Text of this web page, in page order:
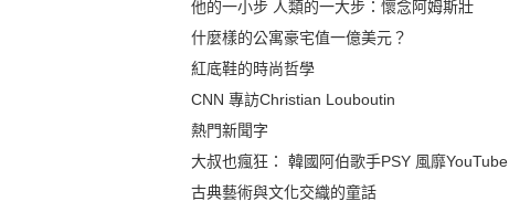
他的一小步 人類的一大步：懷念阿姆斯壯
什麼樣的公寓豪宅值一億美元？
紅底鞋的時尚哲學
CNN 專訪Christian Louboutin
熱門新聞字
大叔也瘋狂： 韓國阿伯歌手PSY 風靡YouTube
古典藝術與文化交織的童話